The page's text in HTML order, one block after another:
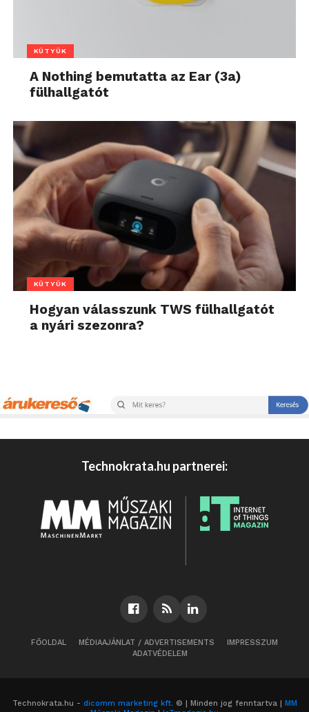
KÜTYÜK
A Nothing bemutatta az Ear (3a)
fülhallgatót
KÜTYÜK
Hogyan válasszunk TWS fülhallgatót
a nyári szezonra?
Technokrata.hu partnerei:
FŐOLDAL MÉDIAAJÁNLAT / ADVERTISEMENTS
IMPRESSZUM
ADATVÉDELEM
Technokrata.hu - dicomm marketing kft. © | Minden jog fenntartva |
MM